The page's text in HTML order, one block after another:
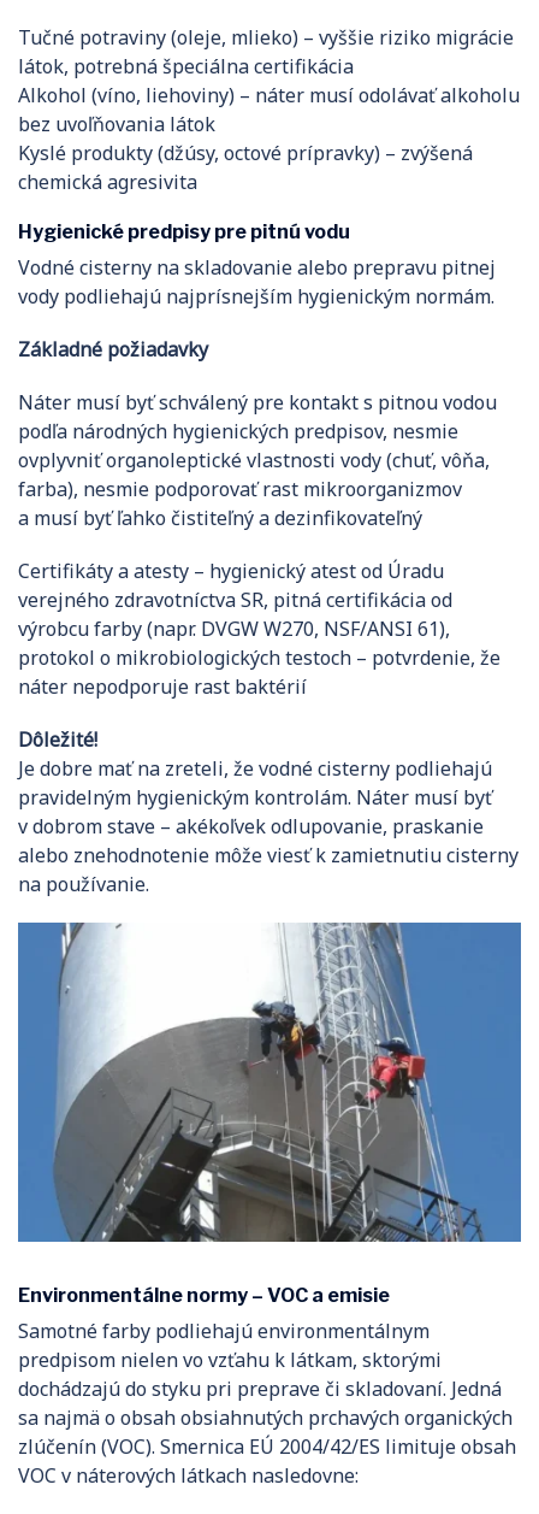
Tučné potraviny (oleje, mlieko) – vyššie riziko migrácie
látok, potrebná špeciálna certifikácia
Alkohol (víno, liehoviny) – náter musí odolávať alkoholu
bez uvoľňovania látok
Kyslé produkty (džúsy, octové prípravky) – zvýšená
chemická agresivita
Hygienické predpisy pre pitnú vodu
Vodné cisterny na skladovanie alebo prepravu pitnej
vody podliehajú najprísnejším hygienickým normám.
Základné požiadavky
Náter musí byť schválený pre kontakt s pitnou vodou
podľa národných hygienických predpisov, nesmie
ovplyvniť organoleptické vlastnosti vody (chuť, vôňa,
farba), nesmie podporovať rast mikroorganizmov
a musí byť ľahko čistiteľný a dezinfikovateľný
Certifikáty a atesty – hygienický atest od Úradu
verejného zdravotníctva SR, pitná certifikácia od
výrobcu farby (napr. DVGW W270, NSF/ANSI 61),
protokol o mikrobiologických testoch – potvrdenie, že
náter nepodporuje rast baktérií
Dôležité!
Je dobre mať na zreteli, že vodné cisterny podliehajú
pravidelným hygienickým kontrolám. Náter musí byť
v dobrom stave – akékoľvek odlupovanie, praskanie
alebo znehodnotenie môže viesť k zamietnutiu cisterny
na používanie.
Environmentálne normy – VOC a emisie
Samotné farby podliehajú environmentálnym
predpisom nielen vo vzťahu k látkam, sktorými
dochádzajú do styku pri preprave či skladovaní. Jedná
sa najmä o obsah obsiahnutých prchavých organických
zlúčenín (VOC). Smernica EÚ 2004/42/ES limituje obsah
VOC v náterových látkach nasledovne: